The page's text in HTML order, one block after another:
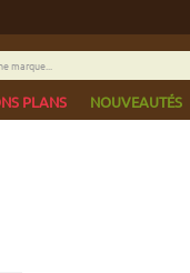
PLANS NOUVEAUTÉS